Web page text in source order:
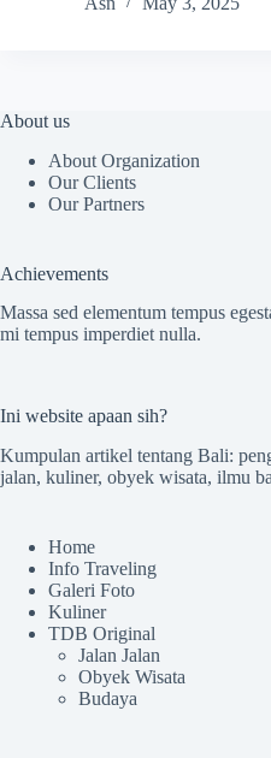
About us
About Organization
Our Clients
Our Partners
Achievements
Massa sed elementum tempus
mi tempus imperdiet nulla.
Ini website apaan sih?
Kumpulan artikel tentang Bali:
jalan, kuliner, obyek wisata, ilmu
Home
Info Traveling
Galeri Foto
Kuliner
TDB Original
Jalan Jalan
Obyek Wisata
Budaya